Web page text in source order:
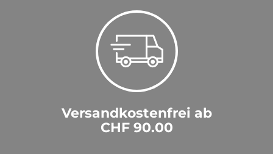
Versandkostenfrei ab
CHF 90.00